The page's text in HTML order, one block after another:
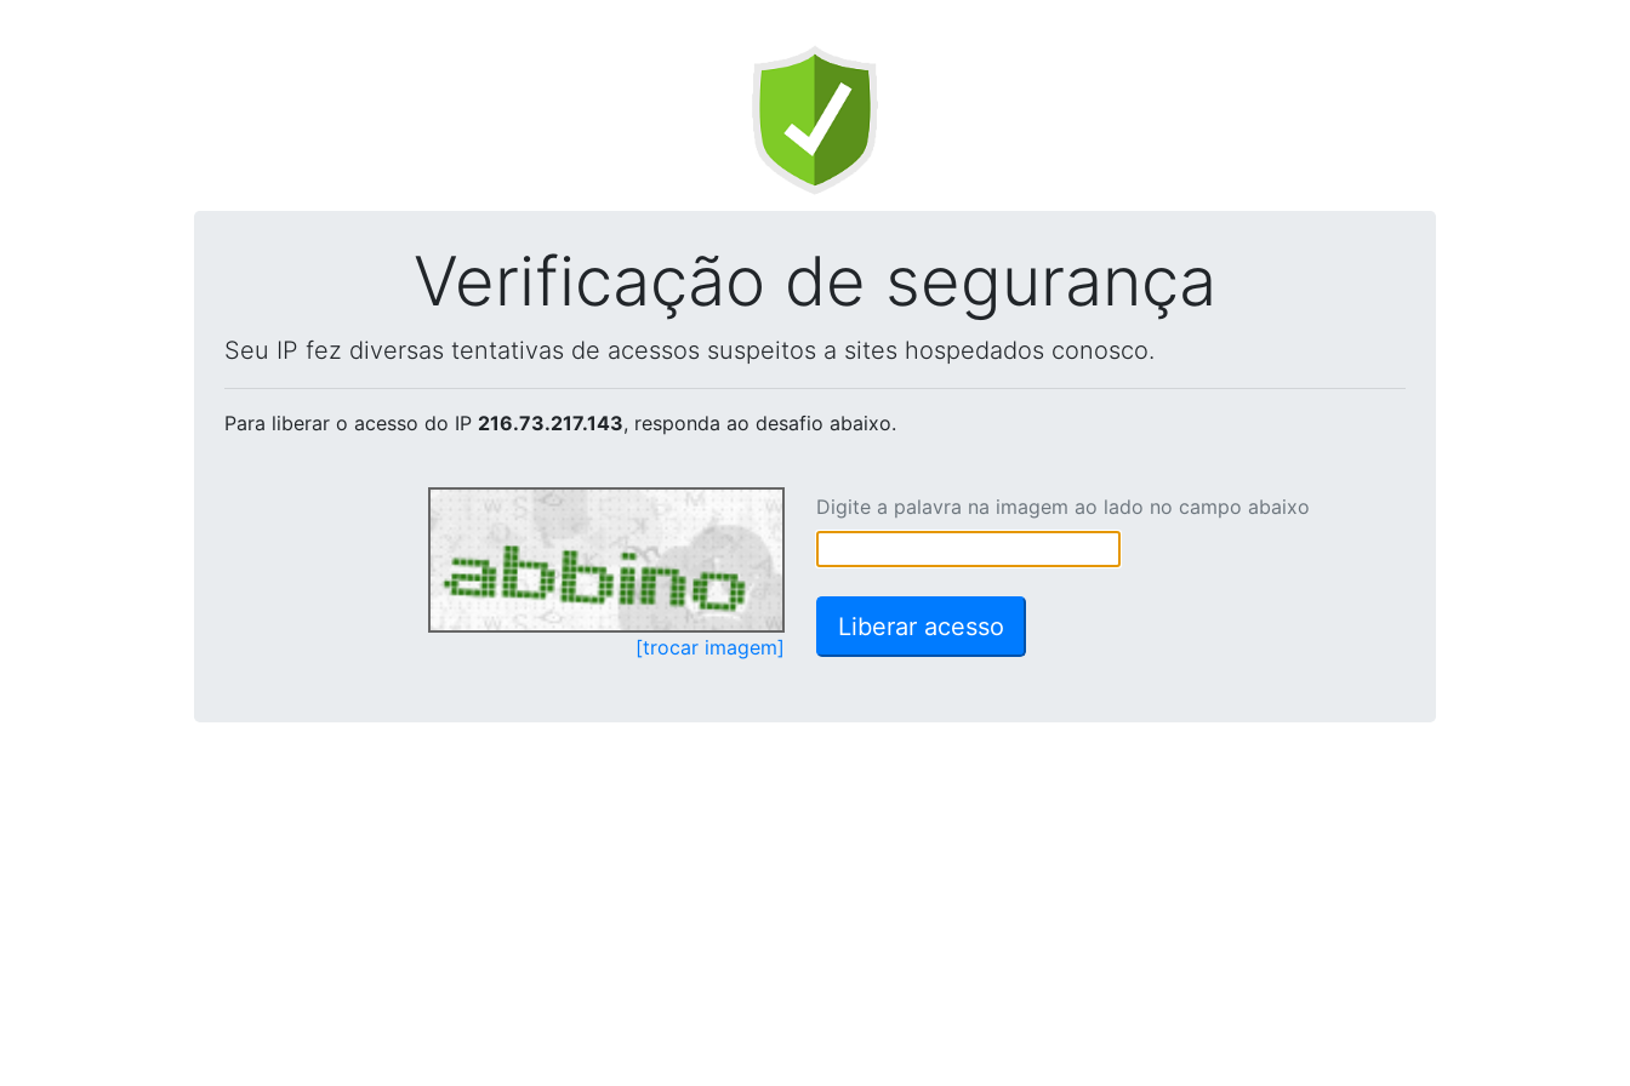
Verificação de segurança
Seu IP fez diversas tentativas de acessos suspeitos a sites hospedados conosco.
Para liberar o acesso do IP 216.73.217.143, responda ao desafio abaixo.
[trocar imagem]
Digite a palavra na imagem ao lado no campo abaixo